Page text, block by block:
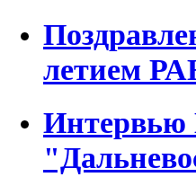
летием
Интервью